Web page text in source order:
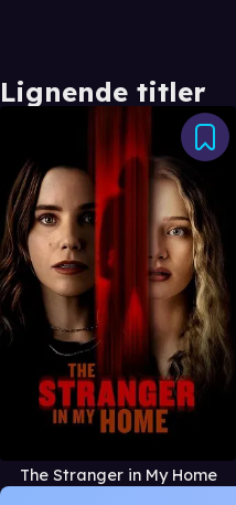
Lignende titler
The Stranger in My Home